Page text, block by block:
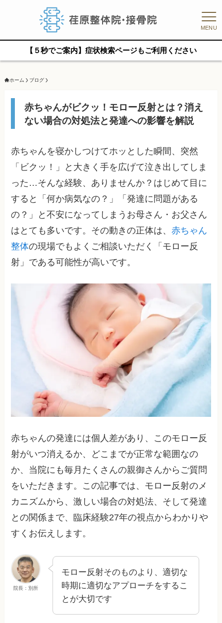
MENU
【５秒でご案内】症状検索ページもご利用ください
ホーム ブログ
赤ちゃんがビクッ！モロー反射とは？消え
ない場合の対処法と発達への影響を解説
赤ちゃんを寝かしつけてホッとした瞬間、突然
「ビクッ！」と大きく手を広げて泣き出してしま
った…そんな経験、ありませんか？はじめて目に
すると「何か病気なの？」「発達に問題がある
の？」と不安になってしまうお母さん・お父さん
はとても多いです。その動きの正体は、赤ちゃん
整体の現場でもよくご相談いただく「モロー反
射」である可能性が高いです。
赤ちゃんの発達には個人差があり、このモロー反
射がいつ消えるか、どこまでが正常な範囲なの
か、当院にも毎月たくさんの親御さんからご質問
をいただきます。この記事では、モロー反射のメ
カニズムから、激しい場合の対処法、そして発達
との関係まで、臨床経験27年の視点からわかりや
すくお伝えします。
院長：別所
モロー反射そのものより、適切な
時期に適切なアプローチをするこ
とが大切です